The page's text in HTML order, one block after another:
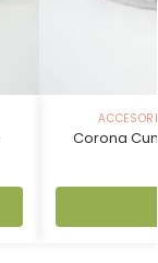
Corona